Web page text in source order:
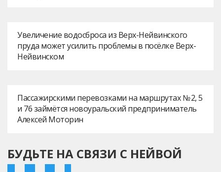
Увеличение водосброса из Верх-Нейвинского
пруда может усилить проблемы в посёлке Верх-
Нейвинском
Пассажирскими перевозками на маршрутах № 2, 5
и 76 займётся новоуральский предприниматель
Алексей Моторин
БУДЬТЕ НА СВЯЗИ С НЕЙВОЙ